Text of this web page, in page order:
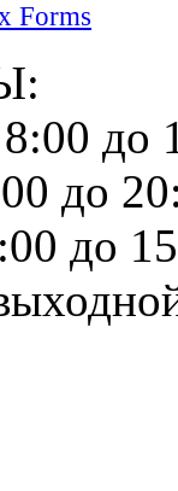
Forms
до